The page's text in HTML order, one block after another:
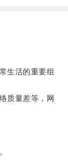
生活的重要组
质量差等，网